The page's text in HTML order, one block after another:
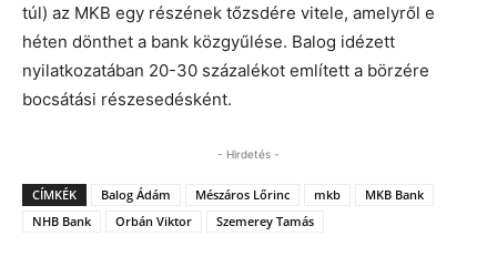
túl) az MKB egy részének tőzsdére vitele, amelyről e
héten dönthet a bank közgyűlése. Balog idézett
nyilatkozatában 20-30 százalékot említett a börzére
bocsátási részesedésként.
- Hirdetés -
CÍMKÉK Balog Ádám Mészáros Lőrinc mkb
MKB Bank
NHB Bank
Orbán Viktor Szemerey Tamás